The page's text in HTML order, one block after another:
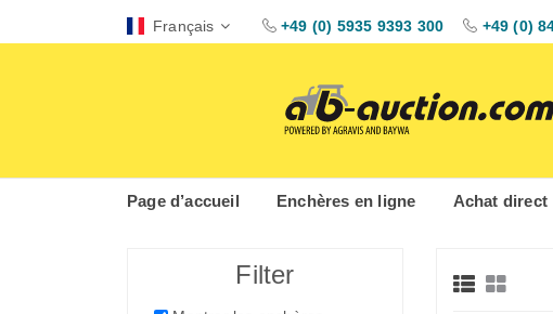
Français +49 (0) 5935 9393 300 +49 (0)
Page d’accueil Enchères en ligne Achat direct
Filter